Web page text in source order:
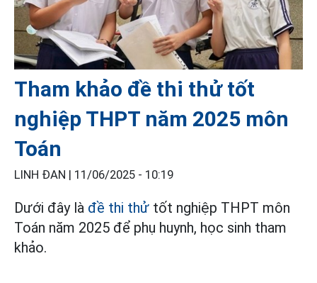
Tham khảo đề thi thử tốt
nghiệp THPT năm 2025 môn
Toán
LINH ĐAN | 11/06/2025 - 10:19
Dưới đây là đề thi thử tốt nghiệp THPT môn
Toán năm 2025 để phụ huynh, học sinh tham
khảo.